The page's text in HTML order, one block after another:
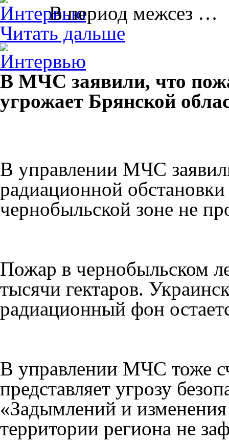
В период межсез …
Читать дальше
В МЧС заявили, что
угрожает Брянской
В управлении МЧС
радиационной
чернобыльской зоне не
Пожар в чернобыльском
тысячи гектаров.
радиационный фон
В управлении МЧС тоже
представляет угрозу
«Задымлений и
территории региона не